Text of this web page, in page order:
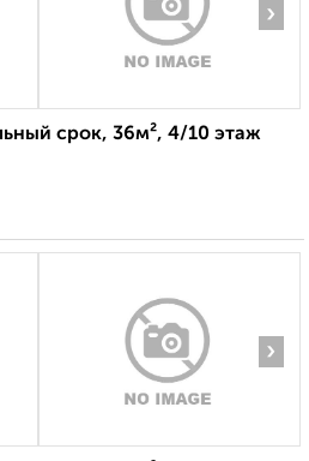
›
срок, 36м², 4/10 этаж
›